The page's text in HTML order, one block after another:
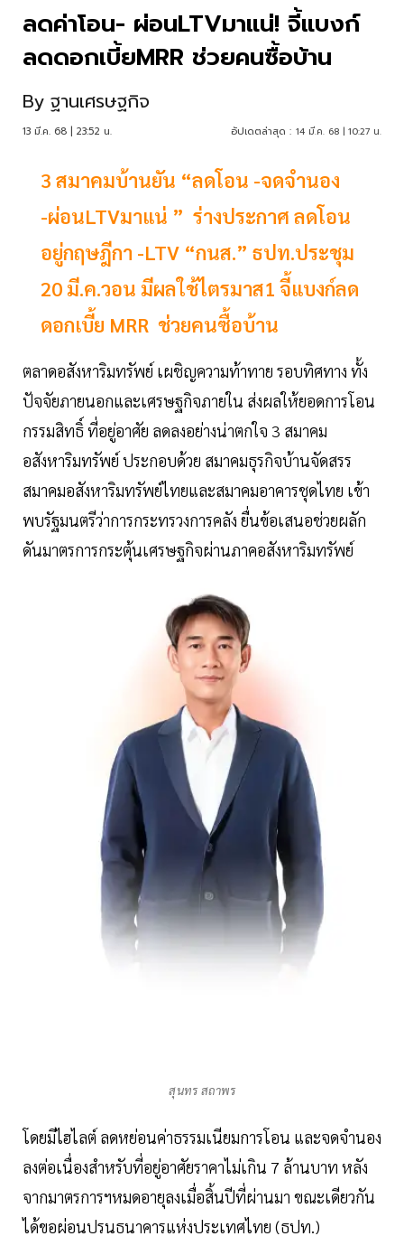
ลดค่าโอน- ผ่อนLTVมาแน่! จี้แบงก์
ลดดอกเบี้ยMRR ช่วยคนซื้อบ้าน
By ฐานเศรษฐกิจ
13 มี.ค. 68 | 23:52 น. อัปเดตล่าสุด : 14 มี.ค. 68 | 10:27 น.
3 สมาคมบ้านยัน “ลดโอน -จดจำนอง
-ผ่อนLTVมาแน่ ” ร่างประกาศ ลดโอน
อยู่กฤษฎีกา -LTV “กนส.” ธปท.ประชุม
20 มี.ค.วอน มีผลใช้ไตรมาส1 จี้แบงก์ลด
ดอกเบี้ย MRR ช่วยคนซื้อบ้าน
ตลาดอสังหาริมทรัพย์ เผชิญความท้าทาย รอบทิศทาง ทั้ง
ปัจจัยภายนอกและเศรษฐกิจภายใน ส่งผลให้ยอดการโอน
กรรมสิทธิ์ ที่อยู่อาศัย ลดลงอย่างน่าตกใจ 3 สมาคม
อสังหาริมทรัพย์ ประกอบด้วย สมาคมธุรกิจบ้านจัดสรร
สมาคมอสังหาริมทรัพย์ไทยและสมาคมอาคารชุดไทย เข้า
พบรัฐมนตรีว่าการกระทรวงการคลัง ยื่นข้อเสนอช่วยผลัก
ดันมาตรการกระตุ้นเศรษฐกิจผ่านภาคอสังหาริมทรัพย์
สุนทร สถาพร
โดยมีไฮไลต์ ลดหย่อนค่าธรรมเนียมการโอน และจดจำนอง
ลงต่อเนื่องสำหรับที่อยู่อาศัยราคาไม่เกิน 7 ล้านบาท หลัง
จากมาตรการฯหมดอายุลงเมื่อสิ้นปีที่ผ่านมา ขณะเดียวกัน
ได้ขอผ่อนปรนธนาคารแห่งประเทศไทย (ธปท.)